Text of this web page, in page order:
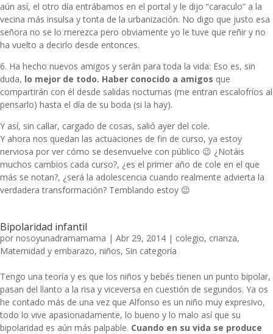
aún así, el otro día entrábamos en el portal y le dijo “caraculo” a la
vecina más insulsa y tonta de la urbanización. No digo que justo esa
señora no se lo merezca pero obviamente yo le tuve que reñir y no
ha vuelto a decirlo desde entonces.
6. Ha hecho nuevos amigos y serán para toda la vida: Eso es, sin
duda, lo mejor de todo. Haber conocido a amigos que
compartirán con él desde salidas nocturnas (me entran escalofríos al
pensarlo) hasta el día de su boda (si la hay).
Y así, sin callar, cargado de cosas, salió ayer del cole.
Y ahora nos quedan las actuaciones de fin de curso, ya estoy
nerviosa por ver cómo se desenvuelve con público 😉 ¿Notáis
muchos cambios cada curso?, ¿es el primer año de cole en el que
más se notan?, ¿será la adolescencia cuando realmente advierta la
verdadera transformación? Temblando estoy 😉
Bipolaridad infantil
por nosoyunadramamama | Abr 29, 2014 | colegio, crianza,
Maternidad y embarazo, niños, Sin categoría
Tengo una teoría y es que los niños y bebés tienen un punto bipolar,
pasan del llanto a la risa y viceversa en cuestión de segundos. Ya os
he contado más de una vez que Alfonso es un niño muy expresivo,
todo lo vive apasionadamente, lo bueno y lo malo así que su
bipolaridad es aún más palpable. Cuando en su vida se produce